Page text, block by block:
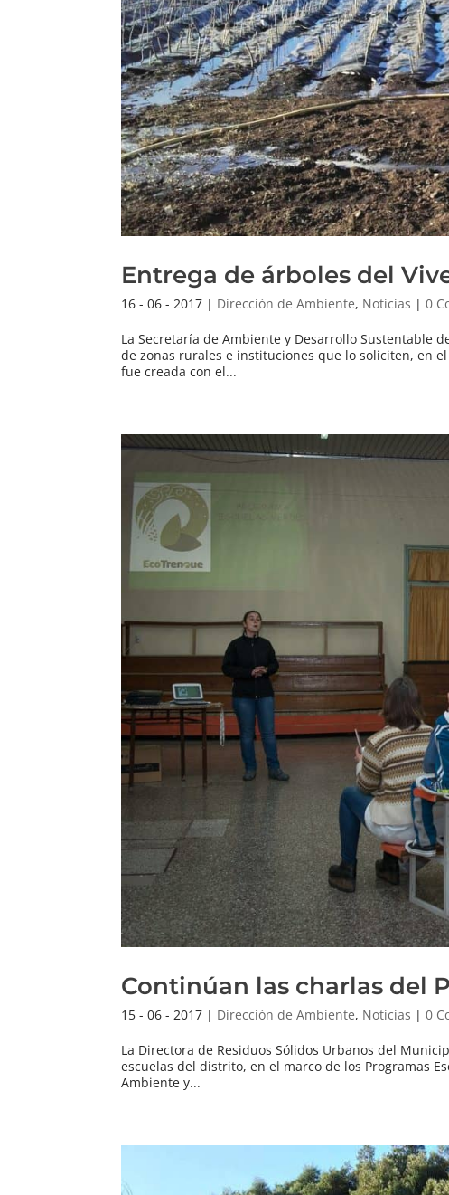
Entrega de árboles del
16 - 06 - 2017 | Dirección de Ambiente, Noticias |0
La Secretaría de Ambiente y Desarrollo Sustentable
de zonas rurales e instituciones que lo soliciten, en
fue creada con el...
Continúan las charlas del
15 - 06 - 2017 | Dirección de Ambiente, Noticias |0
La Directora de Residuos Sólidos Urbanos del
escuelas del distrito, en el marco de los Programas
Ambiente y...